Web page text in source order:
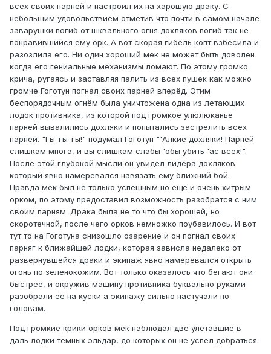
всех своих парней и настроил их на харошую драку. С
небольшим удовольствием отметив что почти в самом начале
заварушки погиб от шквального огня дохляков погиб так не
понравившийся ему орк. А вот скорая гибель копт взбесила и
разозлила его. Ни один хороший мек не может быть доволен
когда его гениальные механизмы ломают. По этому громко
крича, ругаясь и заставляя палить из всех пушек как можно
громче Гоготун погнал своих парней вперёд. Этим
беспорядочным огнём была уничтожена одна из летающих
лодок противника, из которой под громкое улюлюканье
парней вывалились дохляки и попытались застрелить всех
парней. "Гы-гы-гы!" подумал Гоготун "'Алкие дохляки! Парней
слишкам многа, и вы слишкам слабы 'обы убить 'ас всех!".
После этой глубокой мысли он увидел лидера дохляков
который явно намеревался навязать ему ближний бой.
Правда мек был не только успешным но ещё и очень хитрым
орком, по этому предоставил возможность разобратся с ним
своим парням. Драка была не то что бы хорошей, но
скоротечной, после чего орков немножко поубавилось. И вот
тут то на Гоготуна снизошло озарение и он погнал своих
парняг к ближайшей лодки, которая зависла недалеко от
развернувшейся драки и экипаж явно намеревался открыть
огонь по зеленокожим. Вот только оказалось что бегают они
быстрее, и окружив машину противника буквально руками
разобрали её на куски а экипажу сильно настучали по
головам.
Под громкие крики орков мек наблюдал две улетавшие в
даль лодки тёмных эльдар, до которых он не успел добраться.